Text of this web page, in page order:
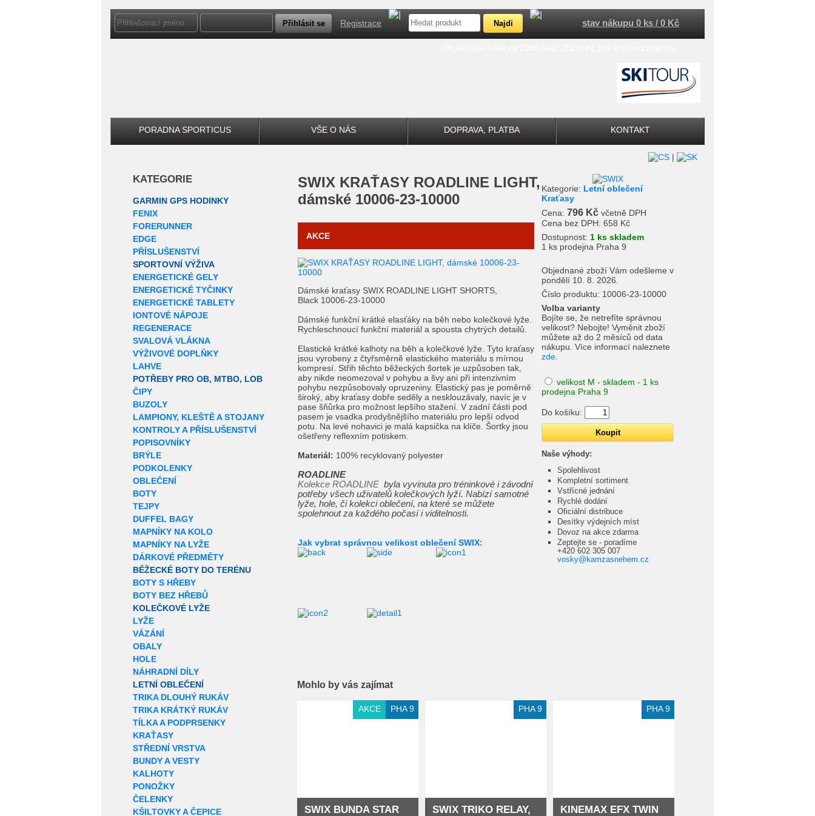
Registrace stav nákupu 0 ks / 0 Kč
PORADNA SPORTICUS VŠE O NÁS DOPRAVA, PLATBA KONTAKT
|
KATEGORIE
GARMIN GPS HODINKY
FENIX
FORERUNNER
EDGE
PŘÍSLUŠENSTVÍ
SPORTOVNÍ VÝŽIVA
ENERGETICKÉ GELY
ENERGETICKÉ TYČINKY
ENERGETICKÉ TABLETY
IONTOVÉ NÁPOJE
REGENERACE
SVALOVÁ VLÁKNA
VÝŽIVOVÉ DOPLŇKY
LAHVE
POTŘEBY PRO OB, MTBO, LOB
ČIPY
BUZOLY
LAMPIONY, KLEŠTĚ A STOJANY
KONTROLY A PŘÍSLUŠENSTVÍ
POPISOVNÍKY
BRÝLE
PODKOLENKY
OBLEČENÍ
BOTY
TEJPY
DUFFEL BAGY
MAPNÍKY NA KOLO
MAPNÍKY NA LYŽE
DÁRKOVÉ PŘEDMĚTY
BĚŽECKÉ BOTY DO TERÉNU
BOTY S HŘEBY
BOTY BEZ HŘEBŮ
KOLEČKOVÉ LYŽE
LYŽE
VÁZÁNÍ
OBALY
HOLE
NÁHRADNÍ DÍLY
LETNÍ OBLEČENÍ
TRIKA DLOUHÝ RUKÁV
TRIKA KRÁTKÝ RUKÁV
TÍLKA A PODPRSENKY
KRAŤASY
STŘEDNÍ VRSTVA
BUNDY A VESTY
KALHOTY
PONOŽKY
ČELENKY
KŠILTOVKY A ČEPICE
SWIX KRAŤASY ROADLINE LIGHT,
dámské 10006-23-10000
AKCE
Dámské kraťasy SWIX ROADLINE LIGHT SHORTS,
Black 10006-23-10000
Dámské funkční krátké elasťáky na běh nebo kolečkové lyže.
Rychleschnoucí funkční materiál a spousta chytrých detailů.
Elastické krátké kalhoty na běh a kolečkové lyže. Tyto kraťasy
jsou vyrobeny z čtyřsměrně elastického materiálu s mírnou
kompresí. Střih těchto běžeckých šortek je uzpůsoben tak,
aby nikde neomezoval v pohybu a švy ani při intenzivním
pohybu nezpůsobovaly opruzeniny. Elastický pas je poměrně
široký, aby kraťasy dobře seděly a nesklouzávaly, navíc je v
pase šňůrka pro možnost lepšího stažení. V zadní části pod
pasem je vsadka prodyšnějšího materiálu pro lepší odvod
potu. Na levé nohavici je malá kapsička na klíče. Šortky jsou
ošetřeny reflexním potiskem.
Materiál: 100% recyklovaný polyester
ROADLINE
Kolekce ROADLINE byla vyvinuta pro tréninkové i závodní
potřeby všech uživatelů kolečkových lyží. Nabízí samotné
lyže, hole, či kolekci oblečení, na které se můžete
spolehnout za každého počasí i viditelnosti.
Jak vybrat správnou velikost oblečení SWIX:
Kategorie: Letní oblečení
Kraťasy
Cena: 796 Kč včetně DPH
Cena bez DPH: 658 Kč
Dostupnost: 1 ks skladem
1 ks prodejna Praha 9
Objednané zboží Vám odešleme v
pondělí 10. 8. 2026.
Číslo produktu: 10006-23-10000
Volba varianty
Bojíte se, že netrefíte správnou
velikost? Nebojte! Vyměnit zboží
můžete až do 2 měsíců od data
nákupu. Více informací naleznete
zde
velikost M - skladem - 1 ks
prodejna Praha 9
Do košíku:
Naše výhody:
Spolehlivost
Kompletní sortiment
Vstřícné jednání
Rychlé dodání
Oficiální distribuce
Desítky výdejních míst
Dovoz na akce zdarma
Zeptejte se - poradíme
+420 602 305 007
vosky@kamzasnehem.cz
Mohlo by vás zajímat
AKCE PHA 9
SWIX BUNDA STAR
Extra slevy pro registrované
PHA 9
SWIX TRIKO RELAY,
PHA 9
KINEMAX EFX TWIN